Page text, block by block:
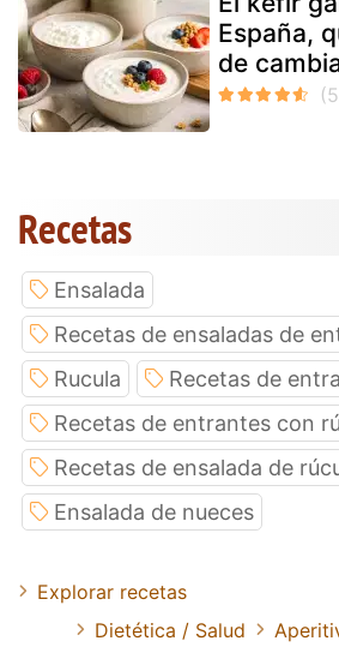
España,
de
Recetas
Ensalada
Recetas de ensaladas de
Rucula
Recetas de
Recetas de entrantes con
Recetas de ensalada de
Ensalada de nueces
Explorar recetas
Dietética / Salud